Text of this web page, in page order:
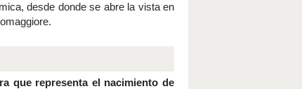
desde donde se abre la vista en
que representa el nacimiento de